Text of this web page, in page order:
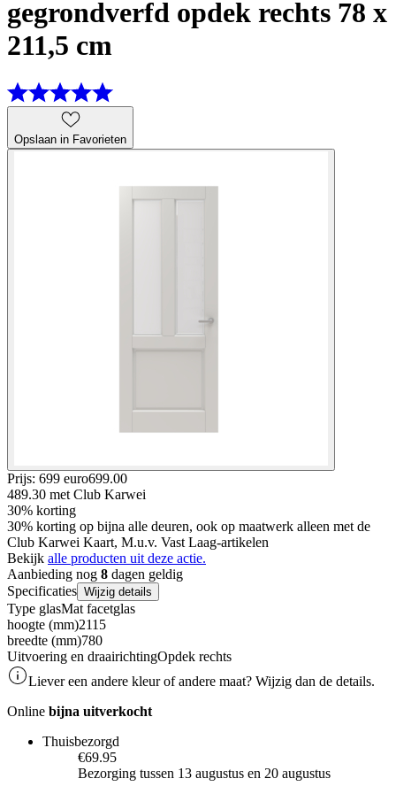
gegrondverfd opdek rechts 78 x
211,5 cm
Opslaan in Favorieten
Prijs: 699 euro699.00
489.30 met Club Karwei
30% korting
30% korting op bijna alle deuren, ook op maatwerk alleen met de
Club Karwei Kaart, M.u.v. Vast Laag-artikelen
Bekijk alle producten uit deze actie.
Aanbieding nog 8 dagen geldig
Specificaties Wijzig details
Type glasMat facetglas
hoogte (mm)2115
breedte (mm)780
Uitvoering en draairichtingOpdek rechts
Liever een andere kleur of andere maat? Wijzig dan de details.
Online bijna uitverkocht
Thuisbezorgd
€69.95
Bezorging tussen 13 augustus en 20 augustus